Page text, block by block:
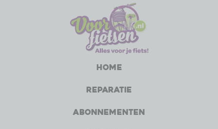
Home
Reparatie
Abonnementen